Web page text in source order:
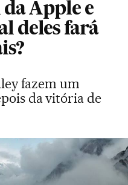
da Apple e
deles fará
fazem um
da vitória de